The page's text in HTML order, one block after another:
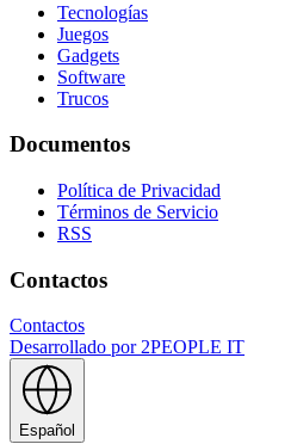
Tecnologías
Juegos
Gadgets
Software
Trucos
Documentos
Política de Privacidad
Términos de Servicio
RSS
Contactos
Contactos
Desarrollado por2PEOPLE IT
Español